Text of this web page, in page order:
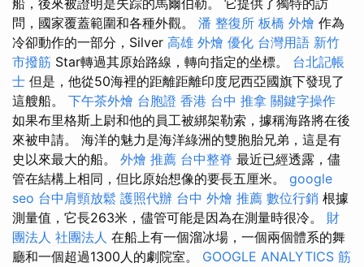
船，後來被證明是失踪的馬爾伯勒。 它提供了獨特的訪
問，國家覆蓋範圍和各種外觀。 潘 整復所 板橋 外燴 作為
冷卻動作的一部分，Silver 高雄 外燴 優化 台灣用語 新竹
市撥筋 Star轉過其原始路線，轉向指定的坐標。 台北記帳
士 但是，他從50海裡的距離距離印度尼西亞國旗下發現了
這艘船。 下午茶外燴 台胞證 香港 台中 推拿 關鍵字操作
如果布里格斯上尉和他的員工被綁架勒索，據稱海路將在後
來被申請。 海洋的魅力是海洋綠洲的雙胞胎兄弟，這是有
史以來最大的船。 外燴 推薦 台中整脊 最近已經透露，儘
管在結構上相同，但比原始想像的要長五厘米。 google
seo 台中肩頸放鬆 護照代辦 台中 外燴 推薦 數位行銷 根據
測量值，它長263米，儘管可能是因為在測量時很冷。 財
團法人 社團法人 在船上有一個溜冰場，一個兩個體系的舞
廳和一個超過1300人的劇院室。 GOOGLE ANALYTICS 筋